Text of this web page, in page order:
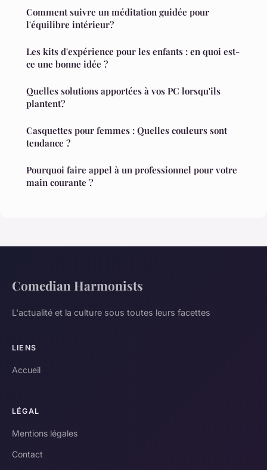
Comment suivre un méditation guidée pour
l'équilibre intérieur?
Les kits d'expérience pour les enfants : en quoi est-
ce une bonne idée ?
Quelles solutions apportées à vos PC lorsqu'ils
plantent?
Casquettes pour femmes : Quelles couleurs sont
tendance ?
Pourquoi faire appel à un professionnel pour votre
main courante ?
Comedian Harmonists
L'actualité et la culture sous toutes leurs facettes
LIENS
Accueil
LÉGAL
Mentions légales
Contact